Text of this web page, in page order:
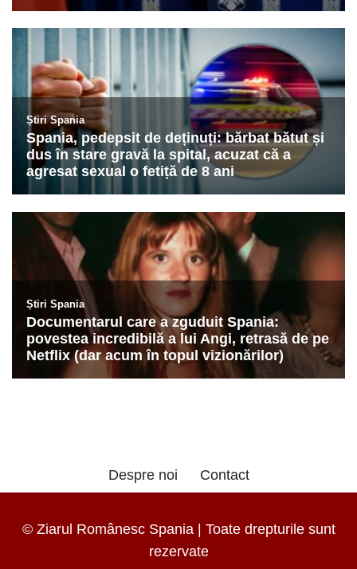
Despre noi Contact
© Ziarul Românesc Spania | Toate drepturile sunt
rezervate